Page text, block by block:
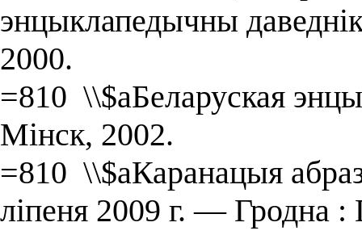
энцыклапедычны
2000.
=810 \\$aБеларуская
Мінск, 2002.
=810 \\$aКаранацыя
ліпеня 2009 г. ― Гродна :